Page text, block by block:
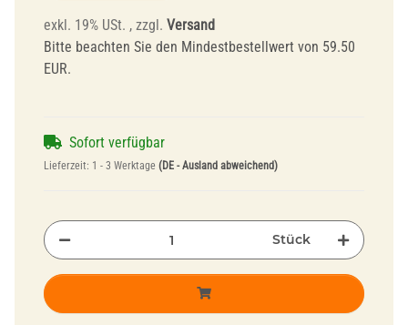
exkl. 19% USt. , zzgl. Versand
Bitte beachten Sie den Mindestbestellwert von 59.50
EUR.
Sofort verfügbar
Lieferzeit: 1 - 3 Werktage (DE - Ausland abweichend)
Stück